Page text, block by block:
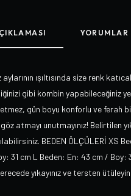
aylarının ışıltısında size renk
gibi kombin yapabileceğiniz
gün boyu konforlu ve ferah
atmayı unutmayınız! Belirtilen
BEDEN ÖLÇÜLERİ XS
31 cm L Beden: En: 43 cm / Boy:
yıkayınız ve tersten